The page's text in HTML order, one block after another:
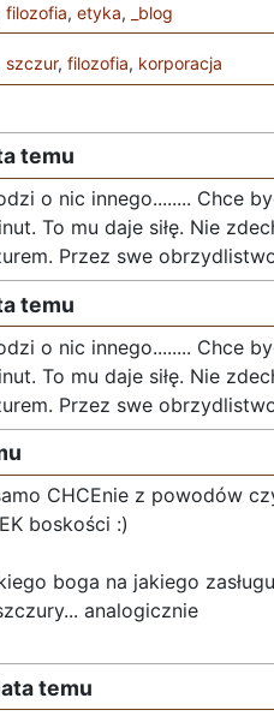
filozofia, etyka, _blog
szczur, filozofia, korporacja
temu
o nic innego........ Chce
To mu daje siłę. Nie
Przez swe
temu
o nic innego........ Chce
To mu daje siłę. Nie
Przez swe
CHCEnie z powodów
boskości :)
boga na jakiego
analogicznie
temu